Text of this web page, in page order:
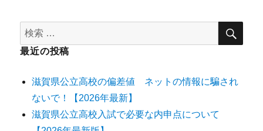
最近の投稿
滋賀県公立高校の偏差値 ネットの情報に騙され
ないで！【2026年最新】
滋賀県公立高校入試で必要な内申点について